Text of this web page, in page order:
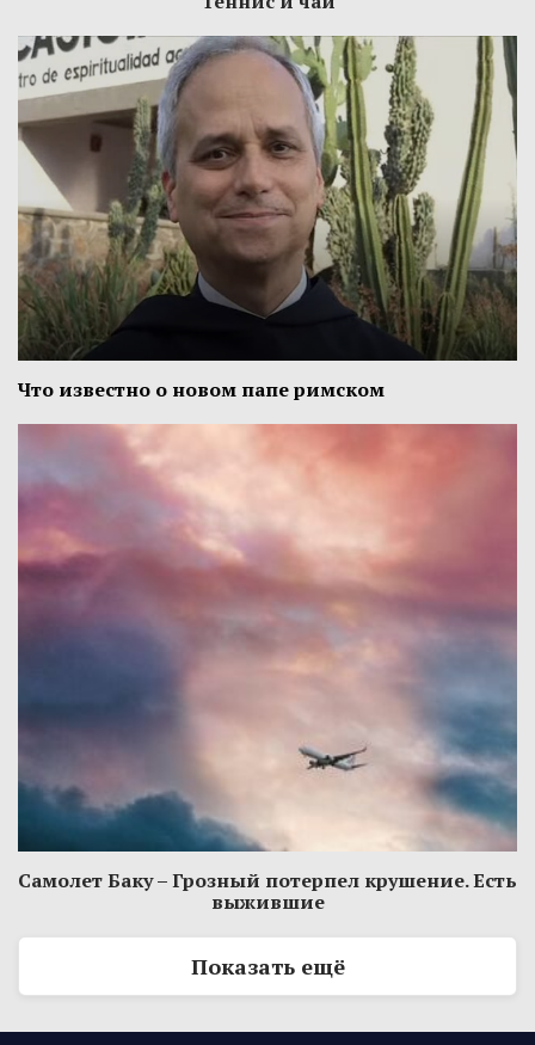
Что известно о новом папе римском
Самолет Баку – Грозный потерпел крушение. Есть
выжившие
Показать ещё